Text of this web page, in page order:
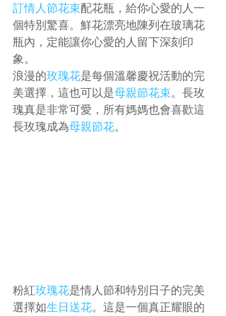
訂情人節花束配花瓶，給你心愛的人一
個特別驚喜。鮮花漂亮地陳列在玻璃花
瓶內，定能讓你心愛的人留下深刻印
象。
浪漫的玫瑰花是每個溫馨慶祝活動的完
美選擇，這也可以是母親節花束。長玫
瑰真是非常可愛，所有媽媽也會喜歡這
長玫瑰成為母親節花。
粉紅玫瑰花是情人節和特別日子的完美
選擇如生日送花。這是一個真正耀眼的